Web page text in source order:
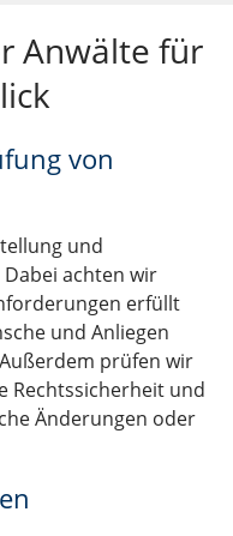
Anwälte für
von
und
achten wir
erfüllt
und Anliegen
prüfen wir
Rechtssicherheit und
Änderungen oder